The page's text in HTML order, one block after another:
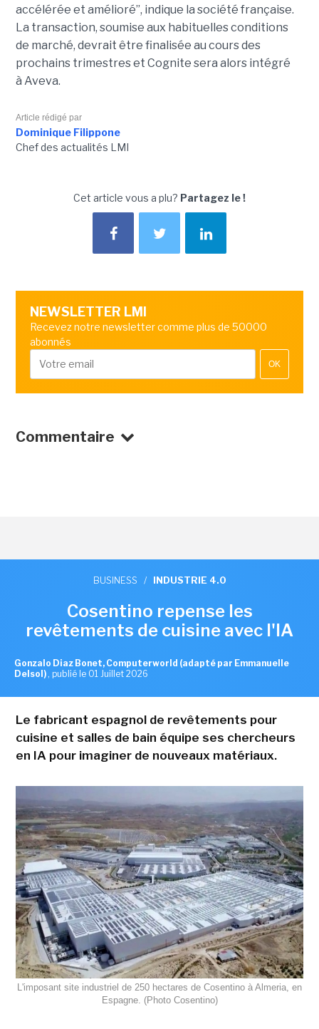
accélérée et amélioré”, indique la société française.
La transaction, soumise aux habituelles conditions
de marché, devrait être finalisée au cours des
prochains trimestres et Cognite sera alors intégré
à Aveva.
Article rédigé par
Dominique Filippone
Chef des actualités LMI
Cet article vous a plu? Partagez le !
NEWSLETTER LMI
Recevez notre newsletter comme plus de 50000
abonnés
OK
Commentaire
BUSINESS / INDUSTRIE 4.0
Cosentino repense les
revêtements de cuisine avec l'IA
Gonzalo Diaz Bonet, Computerworld (adapté par Emmanuelle
Delsol) , publié le 01 Juillet 2026
Le fabricant espagnol de revêtements pour
cuisine et salles de bain équipe ses chercheurs
en IA pour imaginer de nouveaux matériaux.
L'imposant site industriel de 250 hectares de Cosentino à Almeria, en
Espagne. (Photo Cosentino)